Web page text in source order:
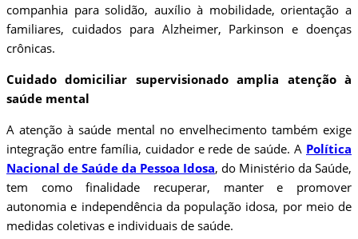
companhia para solidão, auxílio à mobilidade, orientação a
familiares, cuidados para Alzheimer, Parkinson e doenças
crônicas.
Cuidado domiciliar supervisionado amplia atenção à
saúde mental
A atenção à saúde mental no envelhecimento também exige
integração entre família, cuidador e rede de saúde. A Política
Nacional de Saúde da Pessoa Idosa, do Ministério da Saúde,
tem como finalidade recuperar, manter e promover
autonomia e independência da população idosa, por meio de
medidas coletivas e individuais de saúde.